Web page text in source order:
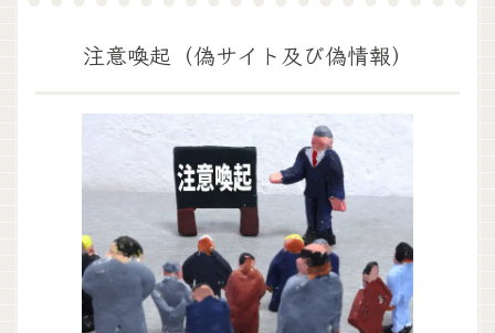
注意喚起（偽サイト及び偽情報）